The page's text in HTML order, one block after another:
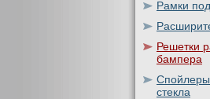
Рамки
Решетки
бампера
стекла